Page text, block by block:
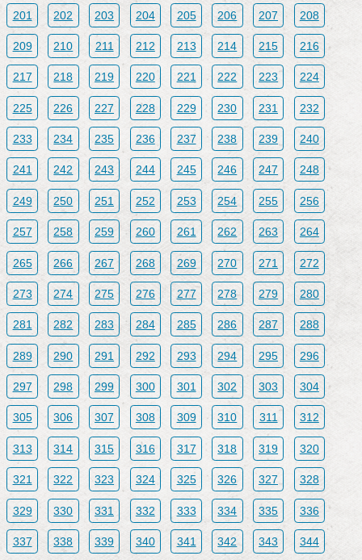
201 202 203 204 205 206 207 208
209 210 211 212 213 214 215 216
217 218 219 220 221 222 223 224
225 226 227 228 229 230 231 232
233 234 235 236 237 238 239 240
241 242 243 244 245 246 247 248
249 250 251 252 253 254 255 256
257 258 259 260 261 262 263 264
265 266 267 268 269 270 271 272
273 274 275 276 277 278 279 280
281 282 283 284 285 286 287 288
289 290 291 292 293 294 295 296
297 298 299 300 301 302 303 304
305 306 307 308 309 310 311 312
313 314 315 316 317 318 319 320
321 322 323 324 325 326 327 328
329 330 331 332 333 334 335 336
337 338 339 340 341 342 343 344